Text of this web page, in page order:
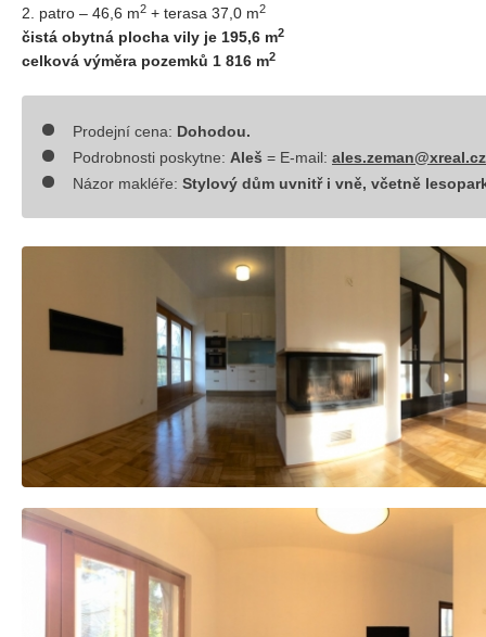
2. patro – 46,6 m2 + terasa 37,0 m2
čistá obytná plocha vily je 195,6 m2
celková výměra pozemků 1 816 m2
Prodejní cena: Dohodou.
Podrobnosti poskytne: Aleš = E-mail: ales.zeman@xreal.cz
Názor makléře: Stylový dům uvnitř i vně, včetně